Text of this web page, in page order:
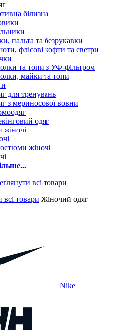
білизна
пальта та безрукавки
флісові кофти та светри
та топи з УФ-фільтром
майки та топи
для тренувань
з мериносової вовни
одяг
жіночі
жіночі
всі товари Жіночий одяг
Nike